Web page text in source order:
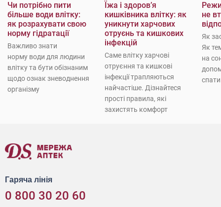
Чи потрібно пити
більше води влітку:
як розрахувати свою
норму гідратації
Важливо знати
норму води для людини
влітку та бути обізнаним
щодо ознак зневоднення
організму
Їжа і здоров’я
кишківника влітку: як
уникнути харчових
отруєнь та кишкових
інфекцій
Саме влітку харчові
отруєння та кишкові
інфекції трапляються
найчастіше. Дізнайтеся
прості правила, які
захистять комфорт
не
Як
Як
на
Гаряча лінія
0 800 30 20 60